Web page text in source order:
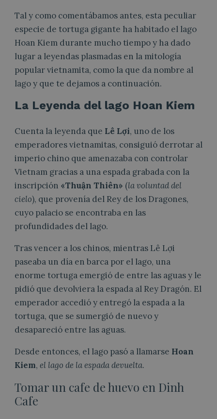
Tal y como comentábamos antes, esta peculiar
especie de tortuga gigante ha habitado el lago
Hoan Kiem durante mucho tiempo y ha dado
lugar a leyendas plasmadas en la mitología
popular vietnamita, como la que da nombre al
lago y que te dejamos a continuación.
La Leyenda del lago Hoan Kiem
Cuenta la leyenda que Lê Lợi, uno de los
emperadores vietnamitas, consiguió derrotar al
imperio chino que amenazaba con controlar
Vietnam gracias a una espada grabada con la
inscripción «Thuận Thiên» (la voluntad del
cielo), que provenía del Rey de los Dragones,
cuyo palacio se encontraba en las
profundidades del lago.
Tras vencer a los chinos, mientras Lê Lợi
paseaba un día en barca por el lago, una
enorme tortuga emergió de entre las aguas y le
pidió que devolviera la espada al Rey Dragón. El
emperador accedió y entregó la espada a la
tortuga, que se sumergió de nuevo y
desapareció entre las aguas.
Desde entonces, el lago pasó a llamarse Hoan
Kiem, el lago de la espada devuelta.
Tomar un cafe de huevo en Dinh
Cafe